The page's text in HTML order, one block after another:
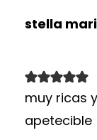
stella
muy ricas
apetecible